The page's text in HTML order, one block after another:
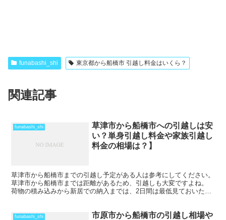
funabashi_shi 東京都から船橋市 引越し料金はいくら？
関連記事
funabashi_shi
草津市から船橋市への引越しは安
い？単身引越し料金や家族引越し
料金の相場は？】
草津市から船橋市までの引越し予定がある人は参考にしてください。
草津市から船橋市までは距離があるため、引越しも大変ですよね。
荷物の積み込みから新居での納入までは、2日間は最低見ておいた方
funabashi_shi
市原市から船橋市の引越し相場や